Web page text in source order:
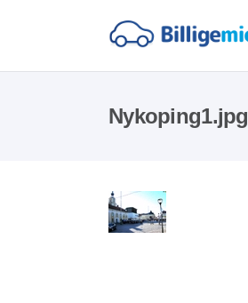
Nykoping1.jpg